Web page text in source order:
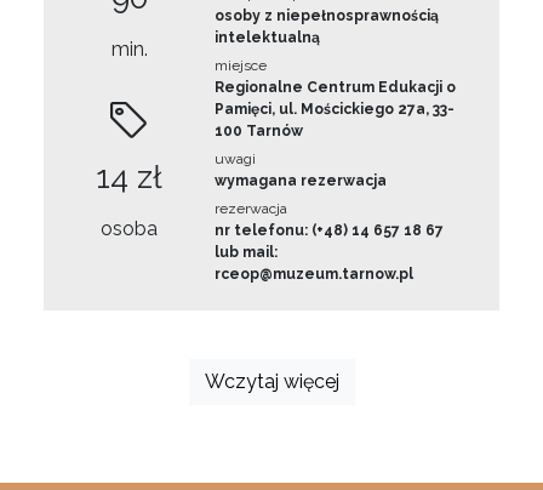
min.
14 zł
osoba
osoby z niepełnosprawnością
intelektualną
miejsce
Regionalne Centrum Edukacji o
Pamięci, ul. Mościckiego 27a, 33-
100 Tarnów
uwagi
wymagana rezerwacja
rezerwacja
nr telefonu: (+48) 14 657 18 67
lub mail:
rceop@muzeum.tarnow.pl
Wczytaj więcej